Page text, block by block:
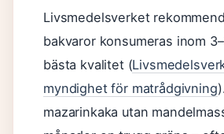
Livsmedelsverket
bakvaror konsumeras inom
bästa kvalitet (
myndighet för matrådgivning
mazarinkaka utan